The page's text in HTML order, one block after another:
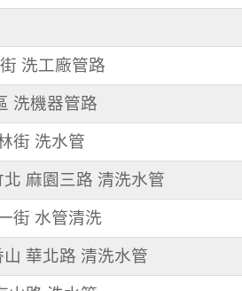
洗工廠管路
洗機器管路
街 洗水管
麻園三路 清洗水管
街 水管清洗
華北路 清洗水管